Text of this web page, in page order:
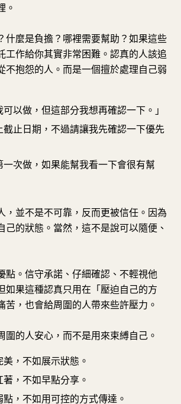
。
什麼是負擔？哪裡需要幫助？如果這些
工作給你其實非常困難。認真的人該追
不抱怨的人。而是一個擅於處理自己弱
以做，但這部分我想再確認一下。」
截止日期，不過請讓我先確認一下優先
一次做，如果能幫我看一下會很有幫
，並不是不可靠，反而更被信任。因為
己的狀態。當然，這不是說可以隨便、
點。信守承諾、仔細確認、不輕視他
如果這種認真只用在「壓迫自己的方
苦，也會給周圍的人帶來些許壓力。
圍的人安心，而不是用來束縛自己。
，不如展示狀態。
，不如早點分享。
，不如用可控的方式傳達。